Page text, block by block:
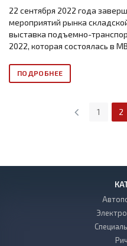
22 сентября 2022 года
мероприятий рынка
выставка подъемно-
2022, которая состоялась в
ПОДРОБНЕЕ
1 2